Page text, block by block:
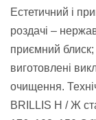
Естетичний і
роздачі –
приємний блиск;
виготовлені
очищення.
BRILLIS Н / Ж